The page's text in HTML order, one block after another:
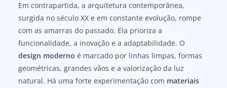
Em contrapartida, a arquitetura contemporânea,
surgida no século XX e em constante evolução, rompe
com as amarras do passado. Ela prioriza a
funcionalidade, a inovação e a adaptabilidade. O
design moderno é marcado por linhas limpas, formas
geométricas, grandes vãos e a valorização da luz
natural. Há uma forte experimentação com materiais